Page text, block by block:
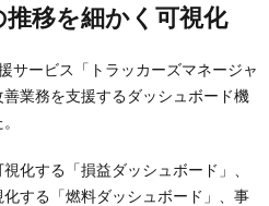
推移を細かく可視化
サービス「トラッカーズマネージャ
業務を支援するダッシュボード機
化する「損益ダッシュボード」、
する「燃料ダッシュボード」、事